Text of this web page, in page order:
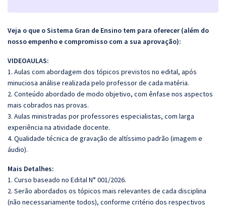
Veja o que o Sistema Gran de Ensino tem para oferecer (além do
nosso empenho e compromisso com a sua aprovação):
VIDEOAULAS:
1. Aulas com abordagem dos tópicos previstos no edital, após
minuciosa análise realizada pelo professor de cada matéria.
2. Conteúdo abordado de modo objetivo, com ênfase nos aspectos
mais cobrados nas provas.
3. Aulas ministradas por professores especialistas, com larga
experiência na atividade docente.
4. Qualidade técnica de gravação de altíssimo padrão (imagem e
áudio).
Mais Detalhes:
1. Curso baseado no Edital N° 001/2026.
2. Serão abordados os tópicos mais relevantes de cada disciplina
(não necessariamente todos), conforme critério dos respectivos